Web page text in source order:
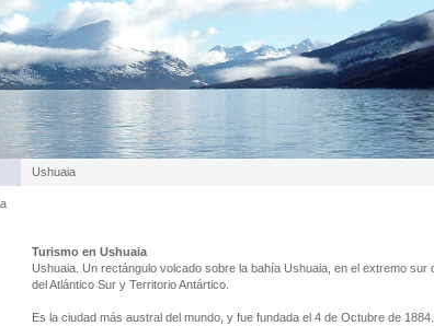
Ushuaia
Turismo en Ushuaia
Ushuaia. Un rectángulo volcado sobre la bahía Ushuaia, en el extremo sur
del Atlántico Sur y Territorio Antártico.
Es la ciudad más austral del mundo, y fue fundada el 4 de Octubre de